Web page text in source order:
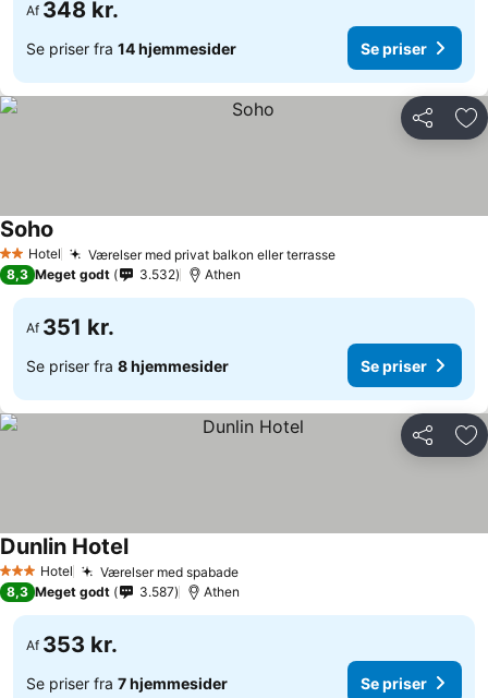
Af 348 kr.
Se priser fra 14 hjemmesider Se priser
Del
2 Stjerner
Hotel Værelser med privat balkon eller terrasse
Soho
8,3 Meget godt 3.532 Athen
Af 351 kr.
Se priser fra 8 hjemmesider Se priser
Del
3 StjernerHotel Værelser med spabade
Dunlin Hotel
8,3 Meget godt 3.587 Athen
Af 353 kr.
Se priser fra 7 hjemmesider Se priser